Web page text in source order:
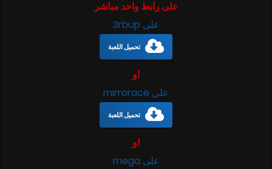
على رابط واحد مباشر
على 3rbup
تحميل اللعبة
او
على mirrorace
تحميل اللعبة
او
على mega